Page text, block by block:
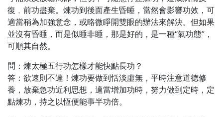
復﹐前功盡棄。煉功到後面產生昏睡，當然會影響功效，可
適當稍為加強意念，或略微睜開雙眼的辦法來解決。但如果
並沒有昏睡，而是似睡非睡，那是好的，是一種“氣功態”，
可順其自然。
問：煉太極五行功怎樣才能快點長功？
答：欲速則不達！煉功要做到恬淡虛無，平時注意道德修
養，放棄急功近利思想，適當增加功時，努力做到定時，定
點煉功，持之以恆便能事半功倍。